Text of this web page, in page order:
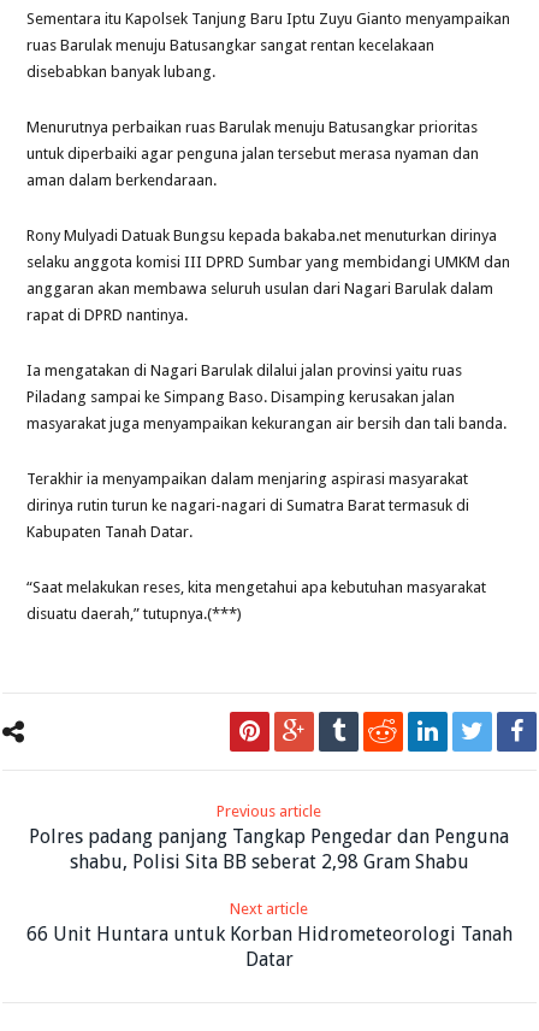
Sementara itu Kapolsek Tanjung Baru Iptu Zuyu Gianto menyampaikan
ruas Barulak menuju Batusangkar sangat rentan kecelakaan
disebabkan banyak lubang.
Menurutnya perbaikan ruas Barulak menuju Batusangkar prioritas
untuk diperbaiki agar penguna jalan tersebut merasa nyaman dan
aman dalam berkendaraan.
Rony Mulyadi Datuak Bungsu kepada bakaba.net menuturkan dirinya
selaku anggota komisi III DPRD Sumbar yang membidangi UMKM dan
anggaran akan membawa seluruh usulan dari Nagari Barulak dalam
rapat di DPRD nantinya.
Ia mengatakan di Nagari Barulak dilalui jalan provinsi yaitu ruas
Piladang sampai ke Simpang Baso. Disamping kerusakan jalan
masyarakat juga menyampaikan kekurangan air bersih dan tali banda.
Terakhir ia menyampaikan dalam menjaring aspirasi masyarakat
dirinya rutin turun ke nagari-nagari di Sumatra Barat termasuk di
Kabupaten Tanah Datar.
“Saat melakukan reses, kita mengetahui apa kebutuhan masyarakat
disuatu daerah,” tutupnya.(***)
Previous article
Polres padang panjang Tangkap Pengedar dan Penguna
shabu, Polisi Sita BB seberat 2,98 Gram Shabu
Next article
66 Unit Huntara untuk Korban Hidrometeorologi Tanah
Datar